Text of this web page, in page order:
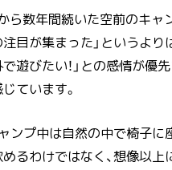
ら数年間続いた空前のキャ
目が集まった」というより
遊びたい！」との感情が優
ています。
ンプ中は自然の中で椅子
るわけではなく、想像以